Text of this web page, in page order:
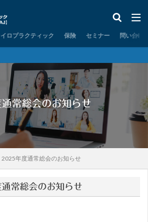
ロプラクティック 保険 セミナー 問い合わ
常総会のお知らせ
2025年度通常総会のお知らせ
常総会のお知らせ